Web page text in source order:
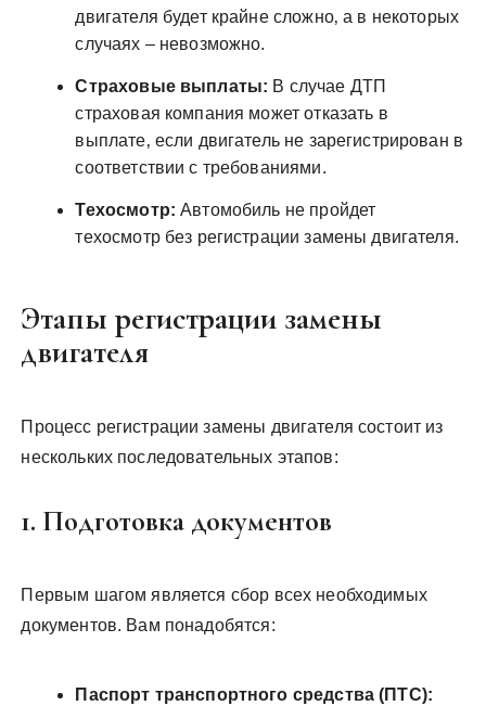
двигателя будет крайне сложно‚ а в некоторых
случаях – невозможно.
Страховые выплаты: В случае ДТП
страховая компания может отказать в
выплате‚ если двигатель не зарегистрирован в
соответствии с требованиями.
Техосмотр: Автомобиль не пройдет
техосмотр без регистрации замены двигателя.
Этапы регистрации замены
двигателя
Процесс регистрации замены двигателя состоит из
нескольких последовательных этапов:
1. Подготовка документов
Первым шагом является сбор всех необходимых
документов. Вам понадобятся:
Паспорт транспортного средства (ПТС):